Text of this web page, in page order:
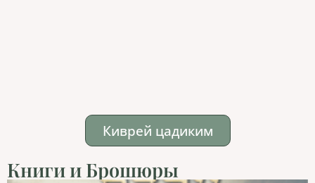
Киврей цадиким
Книги и Брошюры